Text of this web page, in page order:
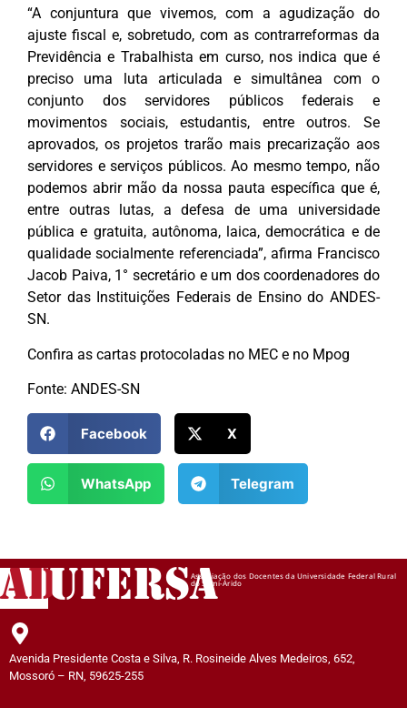
“A conjuntura que vivemos, com a agudização do
ajuste fiscal e, sobretudo, com as contrarreformas da
Previdência e Trabalhista em curso, nos indica que é
preciso uma luta articulada e simultânea com o
conjunto dos servidores públicos federais e
movimentos sociais, estudantis, entre outros. Se
aprovados, os projetos trarão mais precarização aos
servidores e serviços públicos. Ao mesmo tempo, não
podemos abrir mão da nossa pauta específica que é,
entre outras lutas, a defesa de uma universidade
pública e gratuita, autônoma, laica, democrática e de
qualidade socialmente referenciada”, afirma Francisco
Jacob Paiva, 1° secretário e um dos coordenadores do
Setor das Instituições Federais de Ensino do ANDES-
SN.
Confira as cartas protocoladas no MEC e no Mpog
Fonte: ANDES-SN
Facebook X
WhatsApp Telegram
ADUFERSAAssociação dos Docentes da Universidade Federal Rural
do Semi-Árido
Avenida Presidente Costa e Silva, R. Rosineide Alves Medeiros, 652,
Mossoró – RN, 59625-255